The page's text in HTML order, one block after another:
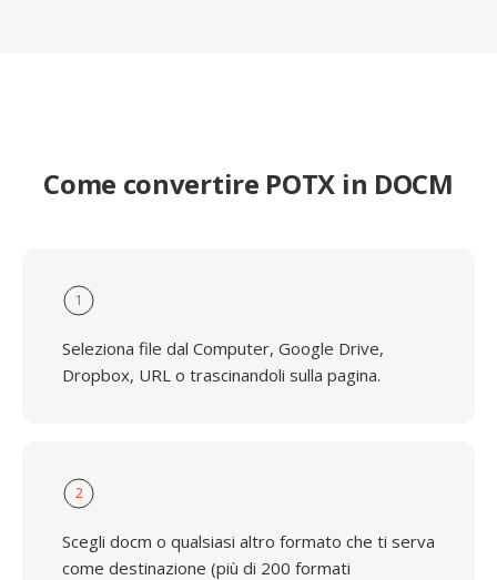
Come convertire POTX in DOCM
1
Seleziona file dal Computer, Google Drive,
Dropbox, URL o trascinandoli sulla pagina.
2
Scegli docm o qualsiasi altro formato che ti serva
come destinazione (più di 200 formati